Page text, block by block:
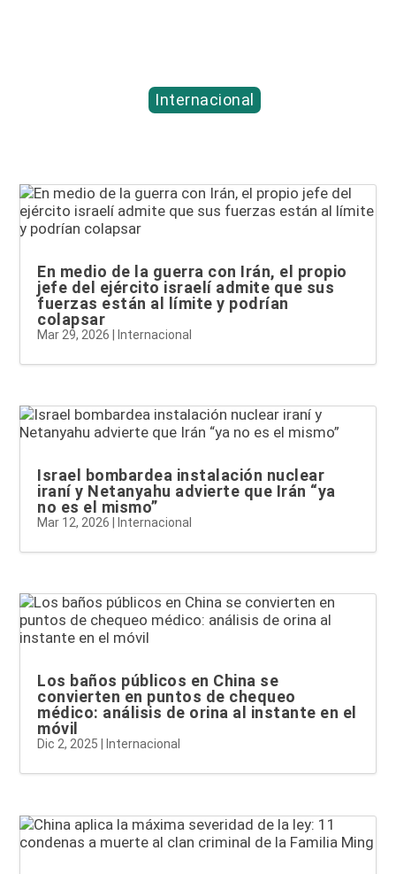
Internacional
En medio de la guerra con Irán, el propio
jefe del ejército israelí admite que sus
fuerzas están al límite y podrían
colapsar
Mar 29, 2026 Internacional
Israel bombardea instalación nuclear
iraní y Netanyahu advierte que Irán “ya
no es el mismo”
Mar 12, 2026 Internacional
Los baños públicos en China se
convierten en puntos de chequeo
médico: análisis de orina al instante en el
móvil
Dic 2, 2025 Internacional